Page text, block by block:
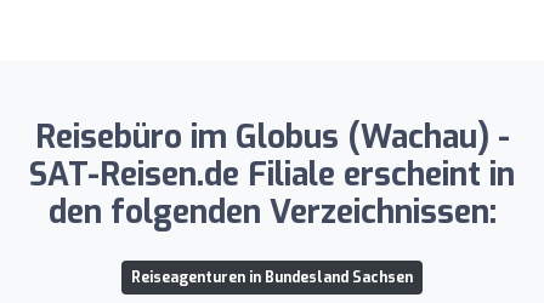
Reisebüro im Globus (Wachau) -
SAT-Reisen.de Filiale erscheint in
den folgenden Verzeichnissen:
Reiseagenturen in Bundesland Sachsen